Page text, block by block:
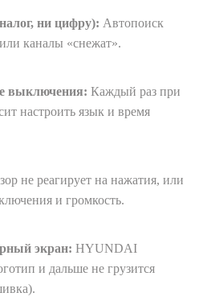
ни цифру): Автопоиск
каналы «снежат».
выключения: Каждый раз при
настроить язык и время
не реагирует на нажатия, или
и громкость.
экран: HYUNDAI
и дальше не грузится